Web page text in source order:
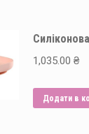
1,035.00 ₴
Додати в